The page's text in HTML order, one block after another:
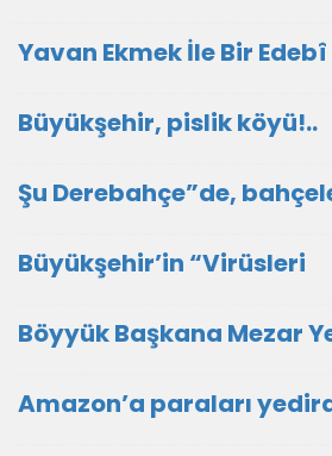
Yavan Ekmek İle Bir
Büyükşehir, pislik köyü!..
Şu Derebahçe”de,
Büyükşehir’in “Virüsleri
Böyyük Başkana Mezar
Amazon’a paraları